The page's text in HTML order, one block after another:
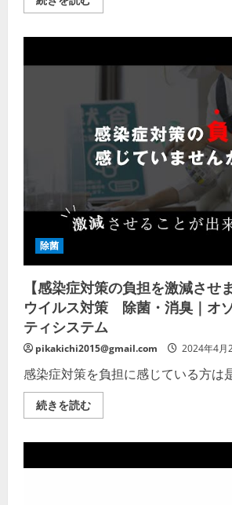
来
呂
イ
レ
の
カ
ビ
に
も
使
え
る
【除
菌
｜
退
治
｜
ウ
イ
ル
ス
対
策
｜
紫
消
の
細
所
所・
サ
ー
ビ
ス】
超
強
力
消
臭・
除
菌
パ
ワ
ッ
BIO【新
型
コ
ロ
ナ
ィ
ス、
ヒ
ト
コ
ロ
ウ
ス、
除菌
【感染症対策の負担を激減させ
ウイルス対策 除菌・消臭｜オ
ティシステム
pikakichi2015@gmail.com 2024年4月
感染症対策を負担に感じている方は
続きを読む【感
染
負